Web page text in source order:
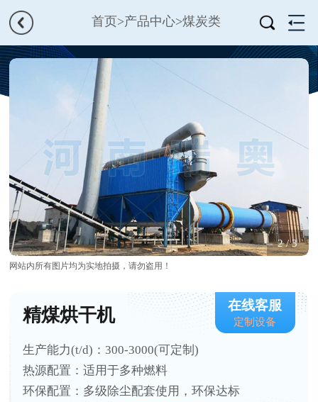
首页>产品中心>煤炭类
2/3
网站内所有图片均为实地拍摄，请勿盗用！
精煤烘干机
生产能力(t/d)：300-3000(可定制)
热源配置：适用于多种燃料
环保配置：多级除尘配套使用，环保达标
在线客服
定制设备